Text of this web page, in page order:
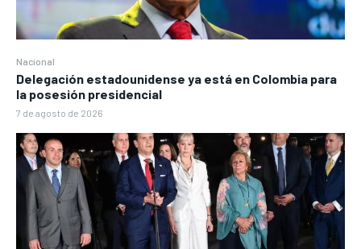
Nacional
Delegación estadounidense ya está en Colombia para
la posesión presidencial
7 de agosto de 2026